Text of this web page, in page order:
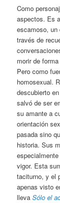
Como
aspectos. Es
escamoso, un
través de
morir de
Pero como
homosexual.
descubierto
salvó de ser
su amante a
orientación
pasada sino
historia. Sus
vigor. Esta
taciturno, y el
apenas visto
llevaSólo el